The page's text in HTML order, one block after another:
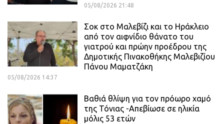
05/08/2026 21:48
Σοκ στο Μαλεβίζι και το Ηράκλειο
από τον αιφνίδιο θάνατο του
γιατρού και πρώην προέδρου της
Δημοτικής Πινακοθήκης Μαλεβιζίου
Πάνου Μαματζάκη
05/08/2026 14:37
Βαθιά θλίψη για τον πρόωρο χαμό
της Τόνιας -Απεβίωσε σε ηλικία
μόλις 53 ετών